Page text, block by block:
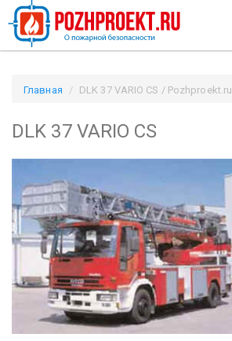
Главная DLK 37 VARIO CS / Pozhproekt.ru
DLK 37 VARIO CS